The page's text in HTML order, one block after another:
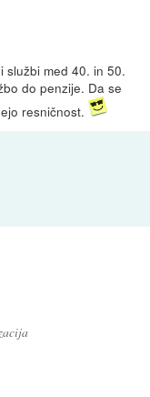
službi med 40. in 50.
do penzije. Da se
resničnost.